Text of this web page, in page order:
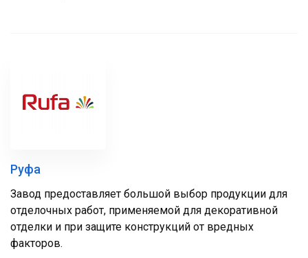
Руфа
Завод предоставляет большой выбор продукции для
отделочных работ, применяемой для декоративной
отделки и при защите конструкций от вредных
факторов.